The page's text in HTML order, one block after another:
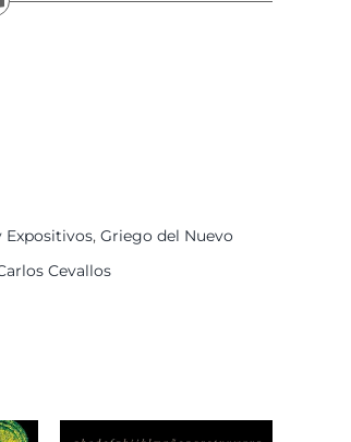
Expositivos, Griego del Nuevo
Cevallos